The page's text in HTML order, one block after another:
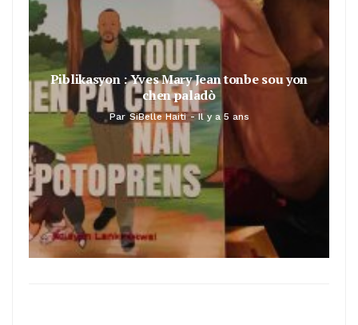
Piblikasyon : Yves Mary Jean tonbe sou yon
chen paladò
Par SiBelle Haiti Il y a 5 ans